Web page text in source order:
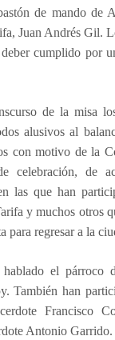
de mando de
Juan Andrés Gil.
cumplido por
de la misa
alusivos al
con motivo de la
celebración, de
las que han
y muchos otros
para regresar a la
el párroco
También han
Francisco
Antonio Garrido.